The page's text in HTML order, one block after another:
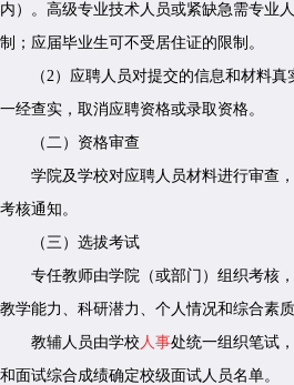
内）。高级专业技术人员或紧缺急需专业
制；应届毕业生可不受居住证的限制。
（2）应聘人员对提交的信息和材料真
一经查实，取消应聘资格或录取资格。
（二）资格审查
学院及学校对应聘人员材料进行审查，
考核通知。
（三）选拔考试
专任教师由学院（或部门）组织考核，
教学能力、科研潜力、个人情况和综合素质
教辅人员由学校 人事处统一组织笔试
和面试综合成绩确定校级面试人员名单。